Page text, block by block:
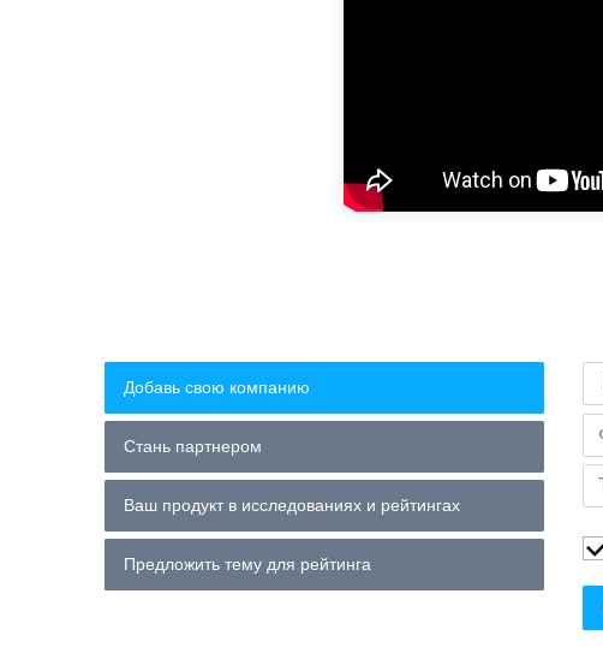
Добавь свою компанию
Стань партнером
Ваш продукт в исследованиях и рейтингах
Предложить тему для рейтинга